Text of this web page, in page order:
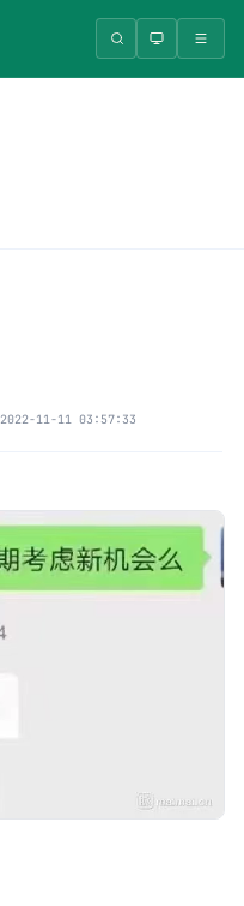
2022-11-11 03:57:33